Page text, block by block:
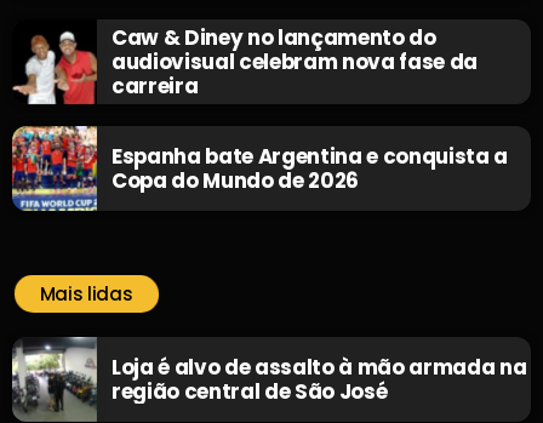
Caw & Diney no lançamento do
audiovisual celebram nova fase da
carreira
Espanha bate Argentina e conquista a
Copa do Mundo de 2026
Mais lidas
Loja é alvo de assalto à mão armada na
região central de São José